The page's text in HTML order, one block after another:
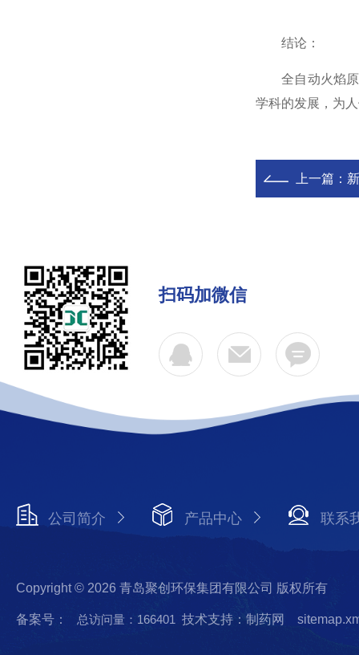
结论：
全自动火焰原
学科的发展，为
上一篇：
扫码加微信
公司简介 产品中心 联系
Copyright © 2026 青岛聚创环保集团有限公司 版权所有
备案号： 总访问量：166401 技术支持：制药网